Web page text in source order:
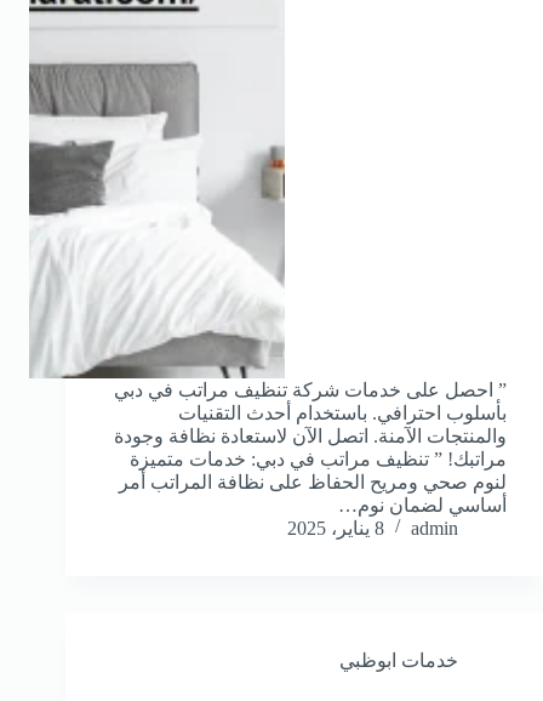
” احصل على خدمات شركة تنظيف مراتب في دبي
بأسلوب احترافي. باستخدام أحدث التقنيات
والمنتجات الآمنة. اتصل الآن لاستعادة نظافة وجودة
مراتبك! ” تنظيف مراتب في دبي: خدمات متميزة
لنوم صحي ومريح الحفاظ على نظافة المراتب أمر
أساسي لضمان نوم…
admin
8 يناير، 2025
خدمات ابوظبي